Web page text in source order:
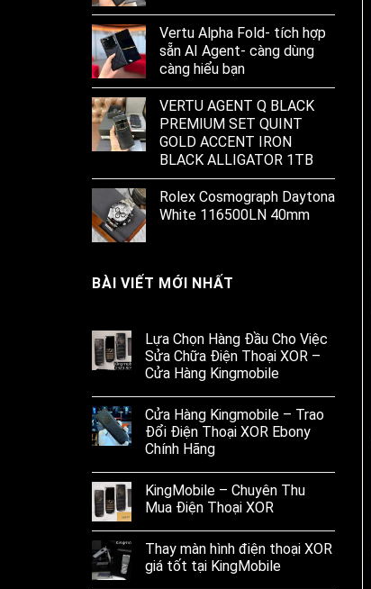
Vertu Alpha Fold- tích hợp
sẵn AI Agent- càng dùng
càng hiểu bạn
VERTU AGENT Q BLACK
PREMIUM SET QUINT
GOLD ACCENT IRON
BLACK ALLIGATOR 1TB
Rolex Cosmograph Daytona
White 116500LN 40mm
BÀI VIẾT MỚI NHẤT
Lựa Chọn Hàng Đầu Cho Việc
Sửa Chữa Điện Thoại XOR –
Cửa Hàng Kingmobile
Cửa Hàng Kingmobile – Trao
Đổi Điện Thoại XOR Ebony
Chính Hãng
KingMobile – Chuyên Thu
Mua Điện Thoại XOR
Thay màn hình điện thoại XOR
giá tốt tại KingMobile